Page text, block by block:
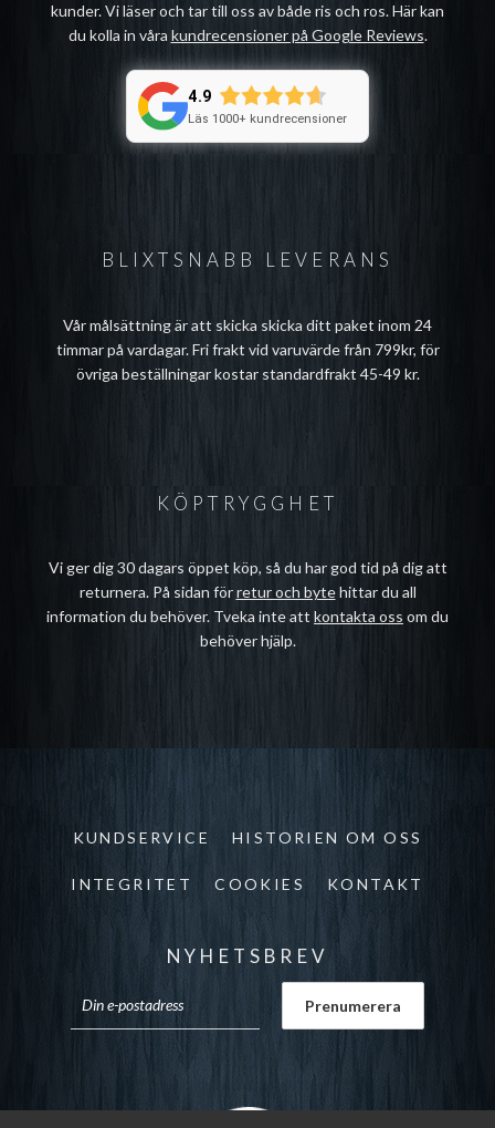
BLIXTSNABB LEVERANS
Vår målsättning är att skicka skicka ditt paket inom 24
timmar på vardagar. Fri frakt vid varuvärde från 799kr, för
övriga beställningar kostar standardfrakt 45-49 kr.
kunder. Vi läser och tar till oss av både ris och ros. Här kan
du kolla in våra kundrecensioner på Google Reviews.
4.9
Läs 1000+ kundrecensioner
KÖPTRYGGHET
Vi ger dig 30 dagars öppet köp, så du har god tid på dig att
returnera. På sidan förretur och bytehittar du all
information du behöver. Tveka inte att kontakta oss om du
behöver hjälp.
KUNDSERVICE HISTORIEN OM OSS
INTEGRITET COOKIES KONTAKT
NYHETSBREV